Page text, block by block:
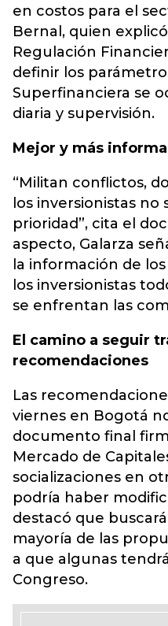
en costos para el
Bernal, quien
Regulación
definir los
Superfinanciera se
diaria y supervisión.
Mejor y más
“Militan conflictos,
los inversionistas
prioridad”, cita el
aspecto, Galarza
la información de
los inversionistas
se enfrentan las
El camino a seguir
recomendaciones
Las
viernes en Bogotá
documento final
Mercado de
socializaciones en
podría haber
destacó que
mayoría de las
a que algunas
Congreso.